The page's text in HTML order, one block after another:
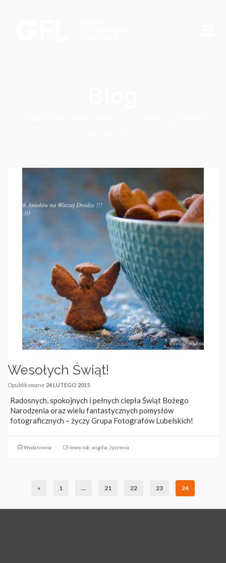
Wesołych Świąt!
Opublikowane 24 LUTEGO 2015
Radosnych, spokojnych i pełnych ciepła Świąt Bożego
Narodzenia oraz wielu fantastycznych pomysłów
fotograficznych – życzy Grupa Fotografów Lubelskich!
Wydarzenia nowy rok wigilia życzenia
« 1 … 21 22 23 24